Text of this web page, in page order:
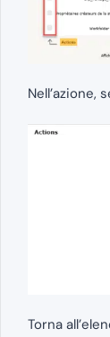
Nell’azione,
Torna